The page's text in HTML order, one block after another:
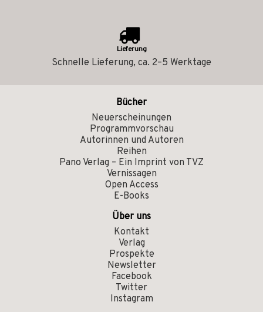
Lieferung
Schnelle Lieferung, ca. 2–5 Werktage
Bücher
Neuerscheinungen
Programmvorschau
Autorinnen und Autoren
Reihen
Pano Verlag – Ein Imprint von TVZ
Vernissagen
Open Access
E-Books
Über uns
Kontakt
Verlag
Prospekte
Newsletter
Facebook
Twitter
Instagram